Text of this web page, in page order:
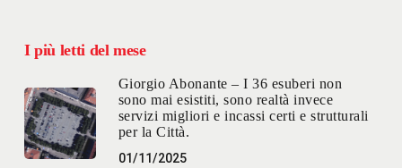
I più letti del mese
Giorgio Abonante – I 36 esuberi non
sono mai esistiti, sono realtà invece
servizi migliori e incassi certi e strutturali
per la Città.
01/11/2025